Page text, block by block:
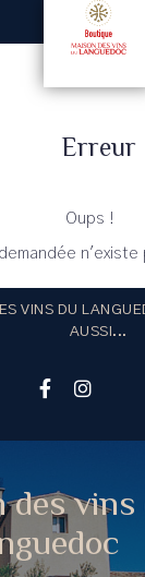
Erreur
Oups !
n'existe
VINS DU
AUSSI...
des vins